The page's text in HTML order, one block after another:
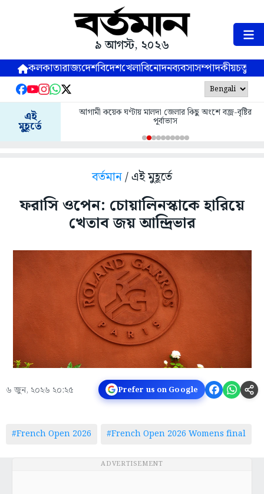
৯ আগস্ট, ২০২৬
কলকাতারাজ্যদেশবিদেশখেলাবিনোদনব্যবসাসম্পাদকীয়
এই
মুহূর্তে
আগামী কয়েক ঘণ্টায় মালদা জেলার কিছু অংশে বজ্র-বৃষ্টির
পূর্বাভাস
বর্তমান/ এই মুহূর্তে
ফরাসি ওপেন: চোয়ালিনস্কাকে হারিয়ে
খেতাব জয় আন্দ্রিভার
৬ জুন, ২০২৬ ২০:২৫ Prefer us on Google
#French Open 2026 #French Open 2026 Womens final
ADVERTISEMENT